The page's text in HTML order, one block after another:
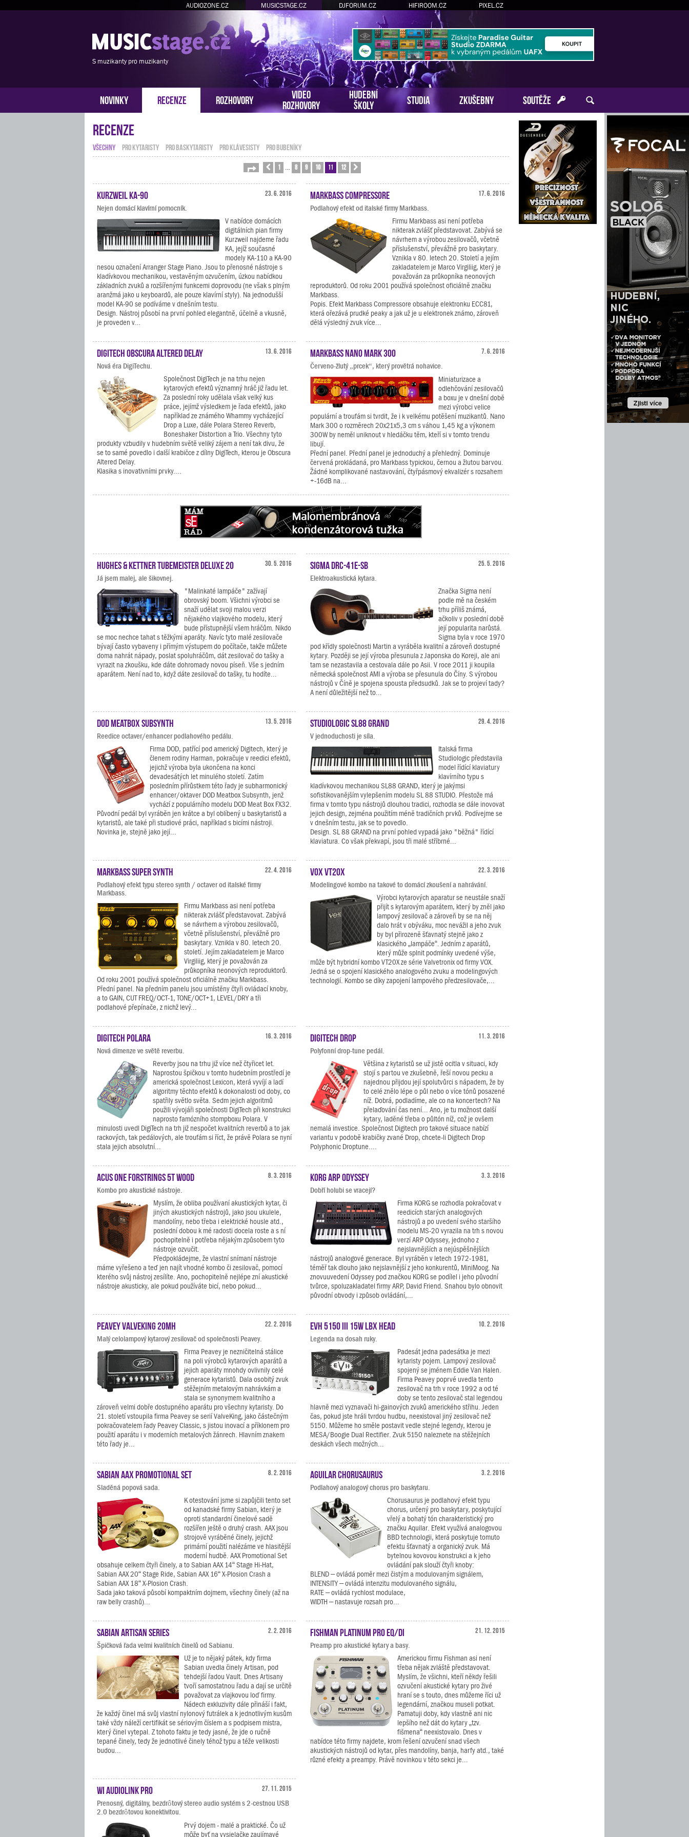
AUDIOZONE.CZ MUSICSTAGE.CZ DJFORUM.CZ HIFIROOM.CZ PIXEL.CZ
S muzikanty pro muzikanty
NOVINKY RECENZE ROZHOVORY
VIDEO
ROZHOVORY
HUDEBNÍ
ŠKOLY
STUDIA ZKUŠEBNY SOUTĚŽE
Recenze
VŠECHNY PRO KYTARISTY PRO BASKYTARISTY PRO KLÁVESISTY PRO BUBENÍKY
Stránka 11Předchozí
1 8 9 10 11 12
23. 6. 2016
Kurzweil KA-90
Nejen domácí klavírní pomocník.
V nabídce domácích
digitálních pian firmy
Kurzweil najdeme řadu
KA, jejíž současné
modely KA-110 a KA-90
nesou označení Arranger Stage Piano. Jsou to přenosné nástroje s
kladívkovou mechanikou, vestavěným ozvučením, úzkou nabídkou
základních zvuků a rozšířenými funkcemi doprovodu (ne však s plným
aranžmá jako u keyboardů, ale pouze klavírní styly). Na jednodušší
model KA-90 se podíváme v dnešním testu.
Design. Nástroj působí na první pohled elegantně, účelně a vkusně,
je proveden v...
17. 6. 2016
Markbass Compressore
Podlahový efekt od italské firmy Markbass.
Firmu Markbass asi není potřeba
nikterak zvlášť představovat. Zabývá se
návrhem a výrobou zesilovačů, včetně
příslušenství, převážně pro baskytary.
Vznikla v 80. letech 20. Století a jejím
zakladatelem je Marco Virgiliig, který je
považován za průkopníka neonových
reproduktorů. Od roku 2001 používá společnost oficiálně značku
Markbass.
Popis. Efekt Markbass Compressore obsahuje elektronku ECC81,
která ořezává prudké peaky a jak už je u elektronek známo, zároveň
dělá výsledný zvuk více...
13. 6. 2016
DigiTech Obscura Altered Delay
Nová éra DigiTechu.
Společnost DigiTech je na trhu nejen
kytarových efektů významný hráč již řadu let.
Za poslední roky udělala však velký kus
práce, jejímž výsledkem je řada efektů, jako
například ze známého Whammy vycházející
Drop a Luxe, dále Polara Stereo Reverb,
Boneshaker Distortion a Trio. Všechny tyto
produkty vzbudily v hudebním světě veliký zájem a není tak divu, že
se to samé povedlo i další krabičce z dílny DigiTech, kterou je Obscura
Altered Delay.
Klasika s inovativními prvky....
7. 6. 2016
Markbass Nano Mark 300
Červeno-žlutý „prcek“, který provětrá nohavice.
Miniaturizace a
odlehčování zesilovačů
a boxu je v dnešní době
mezi výrobci velice
populární a troufám si tvrdit, že i k velkému potěšení muzikantů. Nano
Mark 300 o rozměrech 20x21x5,3 cm s váhou 1,45 kg a výkonem
300W by neměl uniknout v hledáčku těm, kteří si v tomto trendu
libují.
Přední panel. Přední panel je jednoduchý a přehledný. Dominuje
červená prokládaná, pro Markbass typickou, černou a žlutou barvou.
Žádné komplikované nastavování, čtyřpásmový ekvalizér s rozsahem
+-16dB na...
30. 5. 2016
Hughes & Kettner TubeMeister Deluxe 20
Já jsem malej, ale šikovnej.
"Malinkaté lampáče" zažívají
obrovský boom. Všichni výrobci se
snaží udělat svoji malou verzi
nějakého vlajkového modelu, který
bude přístupnější všem hráčům. Nikdo
se moc nechce tahat s těžkými aparáty. Navíc tyto malé zesilovače
bývají často vybaveny i přímým výstupem do počítače, takže můžete
doma nahrát nápady, poslat spoluhráčům, dát zesilovač do tašky a
vyrazit na zkoušku, kde dáte dohromady novou píseň. Vše s jedním
aparátem. Není nad to, když dáte zesilovač do tašky, tu hodíte...
25. 5. 2016
Sigma DRC-41E-SB
Elektroakustická kytara.
Značka Sigma není
podle mě na českém
trhu příliš známá,
ačkoliv v poslední době
její popularita narůstá.
Sigma byla v roce 1970
pod křídly společnosti Martin a vyráběla kvalitní a zároveň dostupné
kytary. Později se její výroba přesunula z Japonska do Koreji, ale ani
tam se nezastavila a cestovala dále po Asii. V roce 2011 ji koupila
německá společnost AMI a výroba se přesunula do Číny. S výrobou
nástrojů v Číně je spojena spousta předsudků. Jak se to projeví tady?
A není důležitější než to...
13. 5. 2016
DOD Meatbox Subsynth
Reedice octaver/enhancer podlahového pedálu.
Firma DOD, patřící pod americký Digitech, který je
členem rodiny Harman, pokračuje v reedici efektů,
jejichž výroba byla ukončena na konci
devadesátých let minulého století. Zatím
posledním přírůstkem této řady je subharmonický
enhancer/oktaver DOD Meatbox Subsynth, jenž
vychází z populárního modelu DOD Meat Box FX32.
Původní pedál byl vyráběn jen krátce a byl oblíbený u baskytaristů a
kytaristů, ale také při studiové práci, například s bicími nástroji.
Novinka je, stejně jako její...
29. 4. 2016
Studiologic SL88 GRAND
V jednoduchosti je síla.
Italská firma
Studiologic představila
model řídící klaviatury
klavírního typu s
kladívkovou mechanikou SL88 GRAND, který je jakýmsi
sofistikovanějším vylepšením modelu SL 88 STUDIO. Přestože má
firma v tomto typu nástrojů dlouhou tradici, rozhodla se dále inovovat
jejich design, zejména použitím méně tradičních prvků. Podívejme se
v dnešním testu, jak se to povedlo.
Design. SL 88 GRAND na první pohled vypadá jako "běžná" řídící
klaviatura. Co však překvapí, jsou tři malé stříbrné...
22. 4. 2016
Markbass Super Synth
Podlahový efekt typu stereo synth / octaver od italské firmy
Markbass.
Firmu Markbass asi není potřeba
nikterak zvlášť představovat. Zabývá
se návrhem a výrobou zesilovačů,
včetně příslušenství, převážně pro
baskytary. Vznikla v 80. letech 20.
století. Jejím zakladatelem je Marco
Virgiliig, který je považován za
průkopníka neonových reproduktorů.
Od roku 2001 používá společnost oficiálně značku Markbass.
Přední panel. Na předním panelu jsou umístěny čtyři ovládací knoby,
a to GAIN, CUT FREQ/OCT-1, TONE/OCT+1, LEVEL/DRY a tři
podlahové přepínače, z nichž levý...
22. 3. 2016
VOX VT20X
Modelingové kombo na takové to domácí zkoušení a nahrávání.
Výrobci kytarových aparatur se neustále snaží
přijít s kytarovým aparátem, který by zněl jako
lampový zesilovač a zároveň by se na něj
dalo hrát v obýváku, moc nevážil a jeho zvuk
by byl přirozeně šťavnatý stejně jako z
klasického „lampáče“. Jedním z aparátů,
který může splnit podmínky uvedené výše,
může být hybridní kombo VT20X ze série Valvetronix od firmy VOX.
Jedná se o spojení klasického analogového zvuku a modelingových
technologií. Kombo se díky zapojení lampového předzesilovače,...
16. 3. 2016
DigiTech Polara
Nová dimenze ve světě reverbu.
Reverby jsou na trhu již více než čtyřicet let.
Naprostou špičkou v tomto hudebním prostředí je
americká společnost Lexicon, která vyvíjí a ladí
algoritmy těchto efektů k dokonalosti od doby, co
spatřily světlo světa. Sedm jejich algoritmů
použili vývojáři společnosti DigiTech při konstrukci
naprosto famózního stompboxu Polara. V
minulosti uvedl DigiTech na trh již nespočet kvalitních reverbů a to jak
rackových, tak pedálových, ale troufám si říct, že právě Polara se nyní
stala jejich absolutní...
11. 3. 2016
Digitech Drop
Polyfonní drop-tune pedál.
Většina z kytaristů se už jistě ocitla v situaci, kdy
stojí s partou ve zkušebně, řeší novou pecku a
najednou přijdou její spolutvůrci s nápadem, že by
to celé znělo lépe o půl nebo o více tónů posazené
níž. Dobrá, podladíme, ale co na koncertech? Na
přelaďování čas není... Ano, je tu možnost další
kytary, laděné třeba o půltón níž, což je ovšem
nemalá investice. Společnost Digitech pro takové situace nabízí
variantu v podobě krabičky zvané Drop, chcete-li Digitech Drop
Polyphonic Droptune....
8. 3. 2016
ACUS One Forstrings 5T Wood
Kombo pro akustické nástroje.
Myslím, že obliba používaní akustických kytar, či
jiných akustických nástrojů, jako jsou ukulele,
mandolíny, nebo třeba i elektrické housle atd.,
poslední dobou k mé radosti docela roste a s ní
pochopitelně i potřeba nějakým způsobem tyto
nástroje ozvučit.
Předpokládejme, že vlastní snímaní nástroje
máme vyřešeno a teď jen najít vhodné kombo či zesilovač, pomocí
kterého svůj nástroj zesílíte. Ano, pochopitelně nejlépe zní akustické
nástroje akusticky, ale pokud používáte bicí, nebo pokud...
3. 3. 2016
KORG ARP Odyssey
Dobří holubi se vracejí?
Firma KORG se rozhodla pokračovat v
reedicích starých analogových
nástrojů a po uvedení svého staršího
modelu MS-20 vyrazila na trh s novou
verzí ARP Odyssey, jednoho z
nejslavnějších a nejúspěšnějších
nástrojů analogové generace. Byl vyráběn v letech 1972-1981,
téměř tak dlouho jako nejslavnější z jeho konkurentů, MiniMoog. Na
znovuuvedení Odyssey pod značkou KORG se podílel i jeho původní
tvůrce, spoluzakladatel firmy ARP, David Friend. Snahou bylo obnovit
původní obvody i způsob ovládání,...
22. 2. 2016
Peavey ValveKing 20MH
Malý celolampový kytarový zesilovač od společnosti Peavey.
Firma Peavey je nezničitelná stálice
na poli výrobců kytarových aparátů a
jejich aparáty mnohdy ovlivnily celé
generace kytaristů. Dala osobitý zvuk
stěžejním metalovým nahrávkám a
stala se synonymem kvalitního a
zároveň velmi dobře dostupného aparátu pro všechny kytaristy. Do
21. století vstoupila firma Peavey se serií ValveKing, jako částečným
pokračovatelem řady Peavey Classic, s jistou inovací a příklonem pro
použití aparátu i v moderních metalových žánrech. Hlavním znakem
této řady je...
10. 2. 2016
EVH 5150 III 15W LBX Head
Legenda na dosah ruky.
Padesát jedna padesátka je mezi
kytaristy pojem. Lampový zesilovač
spojený se jménem Eddie Van Halen.
Firma Peavey poprvé uvedla tento
zesilovač na trh v roce 1992 a od té
doby se tento zesilovač stal legendou
hlavně mezi vyznavači hi-gainových zvuků amerického střihu. Jeden
čas, pokud jste hráli tvrdou hudbu, neexistoval jiný zesilovač než
5150. Můžeme ho směle postavit vedle stejné legendy, kterou je
MESA/Boogie Dual Rectifier. Zvuk 5150 naleznete na stěžejních
deskách všech možných...
8. 2. 2016
Sabian AAX Promotional Set
Sladěná popová sada.
K otestování jsme si zapůjčili tento set
od kanadské firmy Sabian, který je
oproti standardní činelové sadě
rozšířen ještě o druhý crash. AAX jsou
strojově vyráběné činely, jejichž
primární použití nalézáme ve hlasitější
moderní hudbě. AAX Promotional Set
obsahuje celkem čtyři činely, a to Sabian AAX 14“ Stage Hi-Hat,
Sabian AAX 20“ Stage Ride, Sabian AAX 16“ X-Plosion Crash a
Sabian AAX 18“ X-Plosion Crash.
Sada jako taková působí kompaktním dojmem, všechny činely (až na
raw belly crashů)...
3. 2. 2016
Aguilar Chorusaurus
Podlahový analogový chorus pro baskytaru.
Chorusaurus je podlahový efekt typu
chorus, určený pro baskytary, poskytující
vřelý a bohatý tón charakteristický pro
značku Aquilar. Efekt využívá analogovou
BBD technologii, která poskytuje tomuto
efektu šťavnatý a organický zvuk. Má
bytelnou kovovou konstrukci a k jeho
ovládání pak slouží čtyři knoby:
BLEND – ovládá poměr mezi čistým a modulovaným signálem,
INTENSITY – ovládá intenzitu modulovaného signálu,
RATE – ovládá rychlost modulace,
WIDTH – nastavuje rozsah pro...
2. 2. 2016
Sabian Artisan Series
Špičková řada velmi kvalitních činelů od Sabianu.
Už je to nějaký pátek, kdy firma
Sabian uvedla činely Artisan, pod
tehdejší řadou Vault. Dnes Artisany
tvoří samostatnou řadu a dají se určitě
považovat za vlajkovou loď firmy.
Nádech exkluzivity dále přináší i fakt,
že každý činel má svůj vlastní nylonový futrálek a k jednotlivým kusům
také vždy náleží certifikát se sériovým číslem a s podpisem mistra,
který činel vytepal. Z tohoto faktu je tedy jasné, že jde o ručně
tepané činely, tedy že jednotlivé činely téhož typu a téže velikosti
budou...
21. 12. 2015
Fishman Platinum Pro EQ/DI
Preamp pro akustické kytary a basy.
Americkou firmu Fishman asi není
třeba nějak zvláště představovat.
Myslím, že všichni, kteří někdy řešili
ozvučení akustické kytary pro živé
hraní se s touto, dnes můžeme říci už
legendární, značkou museli potkat.
Pamatuji doby, kdy vlastně ani nic
lepšího než dát do kytary „tzv.
fišmena“ neexistovalo. Dnes v
nabídce této firmy najdete, krom řešení ozvučení snad všech
akustických nástrojů od kytar, přes mandolíny, banja, harfy atd., také
různé efekty a preampy. Právě novinkou v této sekci je...
27. 11. 2015
Wi Audiolink Pro
Prenosný, digitálny, bezdrôtový stereo audio systém s 2-cestnou USB
2.0 bezdrôtovou konektivitou.
Prvý dojem - malé a praktické. Čo už
môže byť na vysielačke zaujímavé